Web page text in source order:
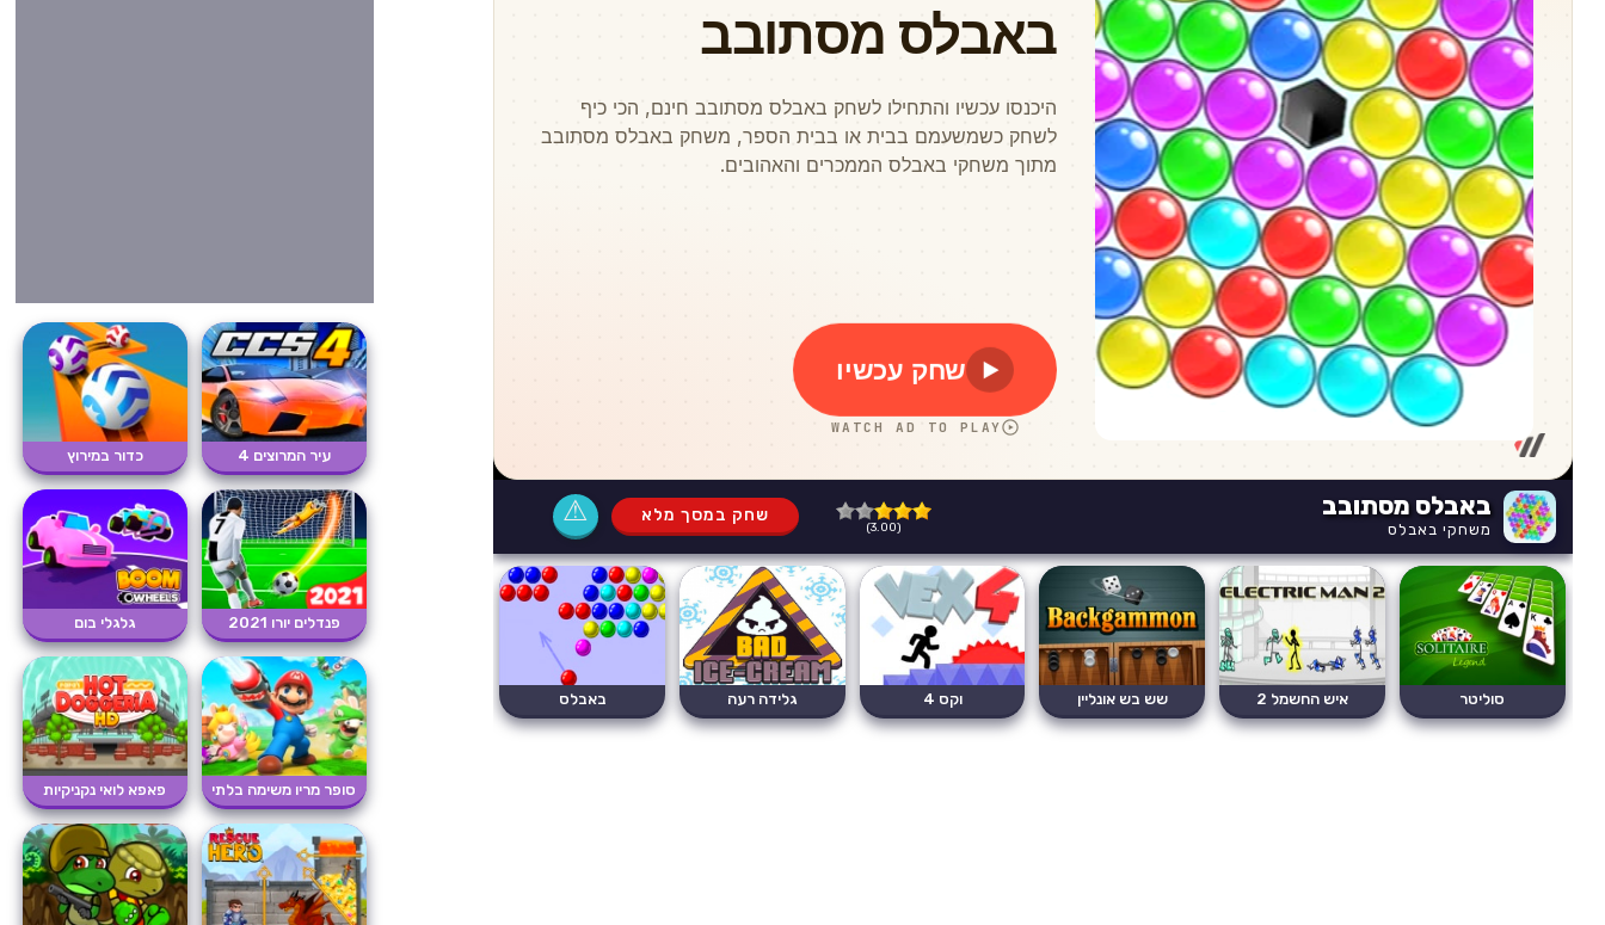
באבלס מסתובב
משחקי באבלס (3.00)
שחק במסך מלא ⚠
סוליטר איש החשמל 2 שש בש אונליין וקס 4 גלידה רעה באבלס
עיר המרוצים 4 כדור במירוץ
פנדלים יורו 2021 גלגלי בום
סופר מריו משימה בלתי
אפש�...
פאפא לואי נקניקיות